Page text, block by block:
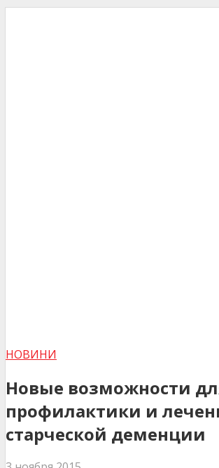
НОВИНИ
Новые возможности
профилактики и
старческой деменции